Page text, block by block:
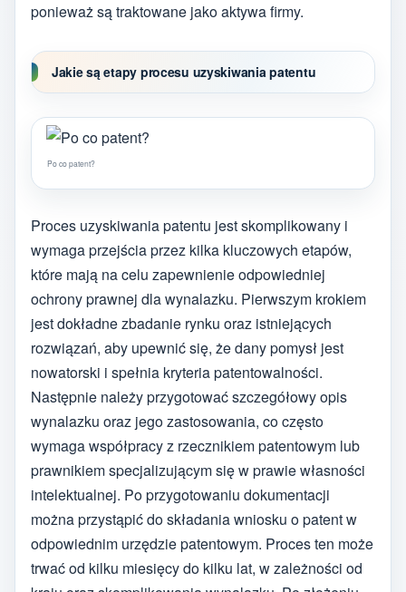
ponieważ są traktowane jako aktywa firmy.
Jakie są etapy procesu uzyskiwania patentu
Po co patent?
Proces uzyskiwania patentu jest skomplikowany i
wymaga przejścia przez kilka kluczowych etapów,
które mają na celu zapewnienie odpowiedniej
ochrony prawnej dla wynalazku. Pierwszym krokiem
jest dokładne zbadanie rynku oraz istniejących
rozwiązań, aby upewnić się, że dany pomysł jest
nowatorski i spełnia kryteria patentowalności.
Następnie należy przygotować szczegółowy opis
wynalazku oraz jego zastosowania, co często
wymaga współpracy z rzecznikiem patentowym lub
prawnikiem specjalizującym się w prawie własności
intelektualnej. Po przygotowaniu dokumentacji
można przystąpić do składania wniosku o patent w
odpowiednim urzędzie patentowym. Proces ten może
trwać od kilku miesięcy do kilku lat, w zależności od